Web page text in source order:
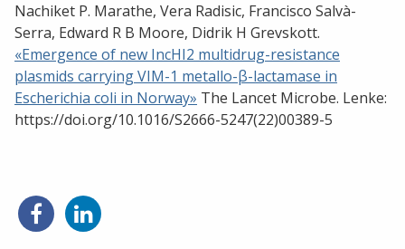
Nachiket P. Marathe, Vera Radisic, Francisco Salvà-
Serra, Edward R B Moore, Didrik H Grevskott.
«Emergence of new IncHI2 multidrug-resistance
plasmids carrying VIM-1 metallo-β-lactamase in
Escherichia coli in Norway» The Lancet Microbe. Lenke:
https://doi.org/10.1016/S2666-5247(22)00389-5
Del
på
Del
på